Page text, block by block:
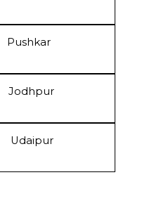
Pushkar
Jodhpur
Udaipur